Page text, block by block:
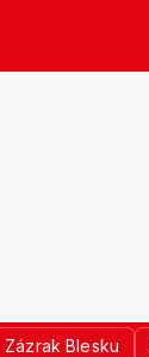
Zázrak Blesku